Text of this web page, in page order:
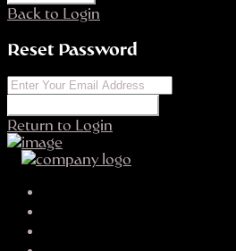
Back to Login
Reset Password
Return to Login